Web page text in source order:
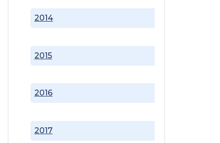
2014
2015
2016
2017